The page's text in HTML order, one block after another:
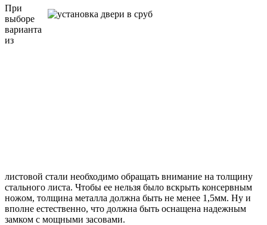
При
выборе
варианта
из
листовой стали необходимо обращать внимание на толщину
стального листа. Чтобы ее нельзя было вскрыть консервным
ножом, толщина металла должна быть не менее 1,5мм. Ну и
вполне естественно, что должна быть оснащена надежным
замком с мощными засовами.